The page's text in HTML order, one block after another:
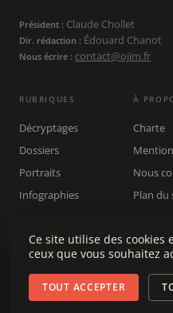
Président : Claude Chollet
Dir. rédaction : Édouard Chanot
Nous écrire : contact@ojim.fr
RUBRIQUES
Décryptages
Dossiers
Portraits
Infographies
Rechercher
À
Charte
Nous
Plan du
Ce site utilise des cookies
ceux que vous souhaitez
TOUT ACCEPTER